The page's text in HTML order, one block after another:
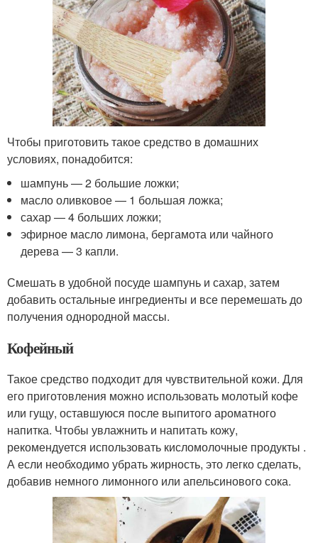
Чтобы приготовить такое средство в домашних
условиях, понадобится:
шампунь — 2 большие ложки;
масло оливковое — 1 большая ложка;
сахар — 4 больших ложки;
эфирное масло лимона, бергамота или чайного
дерева — 3 капли.
Смешать в удобной посуде шампунь и сахар, затем
добавить остальные ингредиенты и все перемешать до
получения однородной массы.
Кофейный
Такое средство подходит для чувствительной кожи. Для
его приготовления можно использовать молотый кофе
или гущу, оставшуюся после выпитого ароматного
напитка. Чтобы увлажнить и напитать кожу,
рекомендуется использовать кисломолочные продукты .
А если необходимо убрать жирность, это легко сделать,
добавив немного лимонного или апельсинового сока.